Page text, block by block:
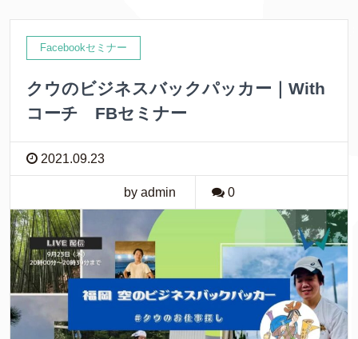
Facebookセミナー
クウのビジネスバックパッカー｜With
コーチ FBセミナー
2021.09.23
by admin 0